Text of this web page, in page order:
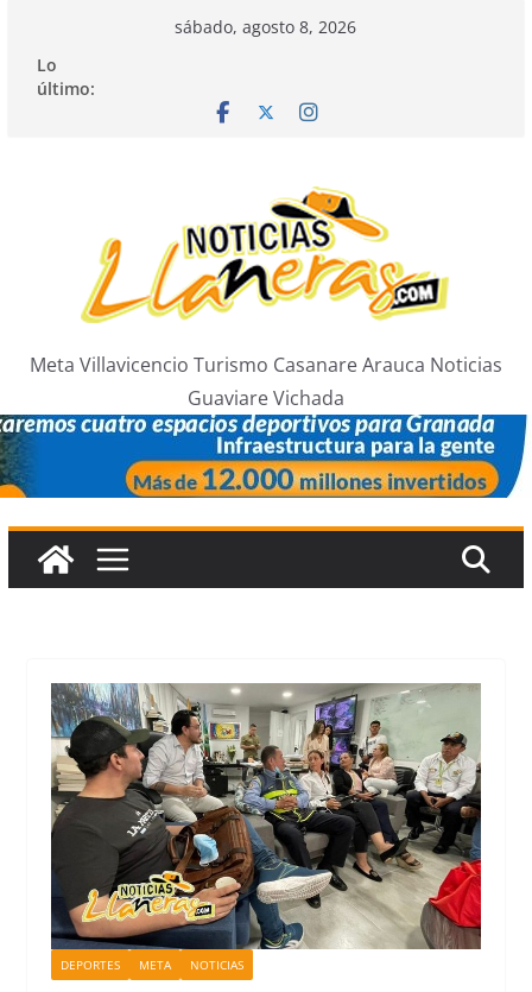
contenido
sábado, agosto 8, 2026
Lo
último:
Meta Villavicencio Turismo Casanare Arauca Noticias
Guaviare Vichada
DEPORTES META NOTICIAS